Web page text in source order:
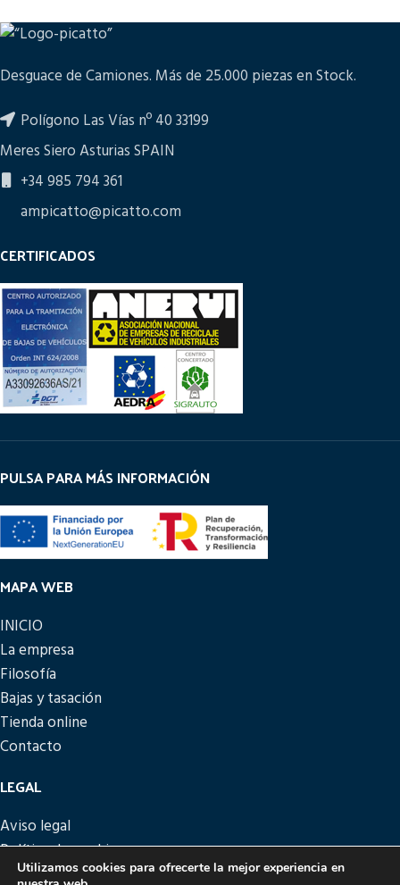
Desguace de Camiones. Más de 25.000 piezas en Stock.
Polígono Las Vías nº 40 33199
Meres Siero Asturias SPAIN
+34 985 794 361
ampicatto@picatto.com
CERTIFICADOS
PULSA PARA MÁS INFORMACIÓN
MAPA WEB
INICIO
La empresa
Filosofía
Bajas y tasación
Tienda online
Contacto
LEGAL
Aviso legal
Política de cookies
Política de privacidad
Utilizamos cookies para ofrecerte la mejor experiencia en